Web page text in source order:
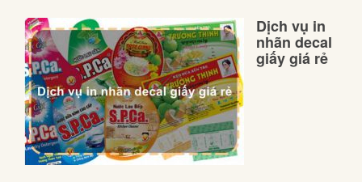
Dịch vụ in
nhãn decal
giấy giá rẻ